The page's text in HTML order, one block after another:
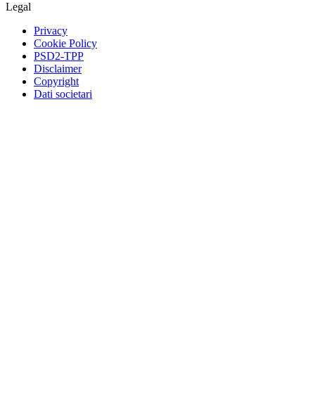
Legal
Privacy
Cookie Policy
PSD2-TPP
Disclaimer
Copyright
Dati societari